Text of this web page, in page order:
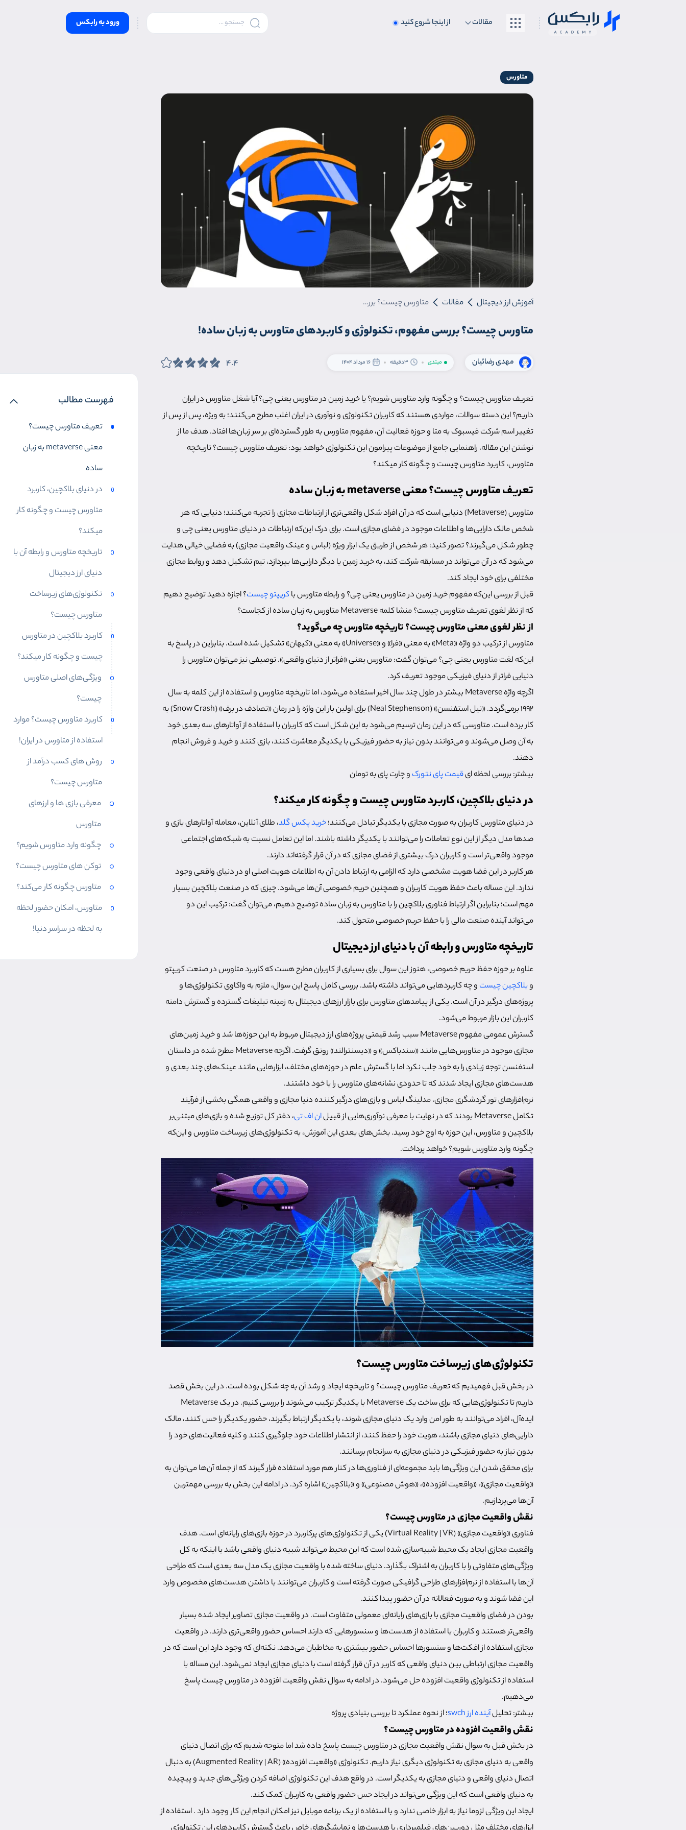
مقالات از اینجا شروع کنید ورود به رابکس
متاورس
آموزش ارز دیجیتال مقالات متاورس چیست؟ بررسی مفهوم، تکنولوژی و کاربردهای متاورس به زبان ساده!
متاورس چیست؟ بررسی مفهوم، تکنولوژی و کاربردهای متاورس به زبان ساده!
مهدی رضائیان مبتدی 3دقیقه 16 مرداد 1404 4.4
فهرست مطالب
تعریف متاورس چیست؟
معنی metaverse به زبان
ساده
در دنیای بلاکچین، کاربرد
متاورس چیست و چگونه کار
میکند؟
تاریخچه متاورس و رابطه آن با
دنیای ارز دیجیتال
تکنولوژی‌های زیرساخت
متاورس چیست؟
کاربرد بلاکچین در متاورس
چیست و چگونه کار میکند؟
ویژگی‌های اصلی متاورس
چیست؟
کاربرد متاورس چیست؟ موارد
استفاده از متاورس در ایران!
روش های کسب درآمد از
متاورس چیست؟
معرفی بازی ها و ارزهای
متاورس
چگونه وارد متاورس شویم؟
توکن های متاورس چیست؟
متاورس چگونه کار می‌کند؟
متاورس، امکان حضور لحظه‌
به لحظه در سراسر دنیا!
تعریف متاورس چیست؟ و چگونه وارد متاورس شویم؟ یا خرید زمین در متاورس یعنی چی؟ آیا شغل متاورس در ایران
داریم؟ این دسته سوالات، مواردی هستند که کاربران تکنولوژی و نوآوری در ایران اغلب مطرح می‌کنند؛ به ویژه، پس از پس از
تغییر اسم شرکت فیسبوک به متا و حوزه فعالیت آن، مفهوم متاورس به طور گسترده‌ای بر سر زبان‌ها افتاد. هدف ما از
نوشتن این مقاله، راهنمایی جامع از موضوعات پیرامون این تکنولوژی خواهد بود: تعریف متاورس چیست؟ تاریخچه
متاورس، کاربرد متاورس چیست و چگونه کار میکند؟
تعریف متاورس چیست؟ معنی metaverse به زبان ساده
متاورس (Metaverse) دنیایی است که در آن افراد شکل واقعی‌تری از ارتباطات مجازی را تجربه می‌کنند؛ دنیایی که هر
شخص مالک دارایی‌ها و اطلاعات موجود در فضای مجازی است. برای درک این‌که ارتباطات در دنیای متاورس یعنی چی و
چطور شکل می‌گیرند؟ تصور کنید: هر شخص از طریق یک ابزار ویژه (لباس و عینک واقعیت مجازی) به فضایی خیالی هدایت
می‌شود که در آن می‌تواند در مسابقه شرکت کند، به خرید زمین یا دیگر دارایی‌ها بپردازد، تیم تشکیل دهد و روابط مجازی
مختلفی برای خود ایجاد کند.
قبل از بررسی این‌که مفهوم خرید زمین در متاورس یعنی چی؟ و رابطه متاورس باکریپتو چیست؟ اجازه دهید توضیح دهیم
که از نظر لغوی تعریف متاورس چیست؟ منشا کلمه Metaverse متاورس به زبان ساده از کجاست؟
از نظر لغوی معنی متاورس چیست؟ تاریخچه متاورس چه می‌گوید؟
متاورس از ترکیب دو واژه «Meta» به معنی «فرا» و «Universe» به معنی «کیهان» تشکیل شده است. بنابراین در پاسخ به
این‌که لغت متاورس یعنی چی؟ می‌توان گفت: متاورس یعنی «فراتر از دنیای واقعی». توصیفی نیز می‌توان متاورس را
دنیایی فراتر از دنیای فیزیکی موجود تعریف کرد.
اگرچه واژه Metaverse بیشتر در طول چند سال اخیر استفاده می‌شود، اما تاریخچه متاورس و استفاده از این کلمه به سال
1992 برمی‌گردد. «نیل استفنسن» (Neal Stephenson) برای اولین بار این واژه را در رمان «تصادف در برف» (Snow Crash) به
کار برده است. متاورسی که در این رمان ترسیم می‌شود به این شکل است که کاربران با استفاده از آواتارهای سه بعدی خود
به آن وصل می‌شوند و می‌توانند بدون نیاز به حضور فیزیکی با یکدیگر معاشرت کنند، بازی کنند و خرید و فروش انجام
دهند.
بیشتر: بررسی لحظه ایقیمت پای نتورک و چارت پای به تومان
در دنیای بلاکچین، کاربرد متاورس چیست و چگونه کار میکند؟
در دنیای متاورس کاربران به صورت مجازی با یکدیگر تبادل می‌کنند؛خرید پکس گلد، طلای آنلاین، معامله آواتارهای بازی و
صدها مدل دیگر از این نوع تعاملات را می‌توانند با یکدیگر داشته باشند. اما این تعامل نسبت به شبکه‌های اجتماعی
موجود واقعی‌تر است و کاربران درک بیشتری از فضای مجازی که در آن قرار گرفته‌اند دارند.
هر کاربر در این فضا هویت مشخصی دارد که الزامی به ارتباط دادن آن به اطلاعات هویت اصلی او در دنیای واقعی وجود
ندارد. این مساله باعث حفظ هویت کاربران و همچنین حریم خصوصی آن‌ها می‌شود. چیزی که در صنعت بلاکچین بسیار
مهم است؛ بنابراین اگر ارتباط فناوری بلاکچین را با متاورس به زبان ساده توضیح دهیم، می‌توان گفت: ترکیب این دو
می‌تواند آینده صنعت مالی را با حفظ حریم خصوصی متحول کند.
تاریخچه متاورس و رابطه آن با دنیای ارز دیجیتال
علاوه بر حوزه حفظ حریم خصوصی، هنوز این سوال برای بسیاری از کاربران مطرح هست که کاربرد متاورس در صنعت کریپتو
وبلاکچین چیست و چه کاربردهایی می‌تواند داشته باشد. بررسی کامل پاسخ این سوال، ملزم به واکاوی تکنولوژی‌ها و
پروژه‌های درگیر در آن است. یکی از پیامدهای متاورس برای بازار ارزهای دیجیتال به زمینه تبلیغات گسترده و گسترش دامنه
کاربران این بازار مربوط می‌شود.
گسترش عمومی مفهوم Metaverse سبب رشد قیمتی پروژه‌های ارز دیجیتال مربوط به این حوزه‌ها شد و خرید زمین‌های
مجازی موجود در متاورس‌هایی مانند «سندباکس» و «دیسنترالند» رونق گرفت. اگرچه Metaverse مطرح شده در داستان
استفنسن توجه زیادی را به خود جلب نکرد اما با گسترش علم در حوزه‌های مختلف، ابزارهایی مانند عینک‌های چند بعدی و
هدست‌های مجازی ایجاد شدند که تا حدودی نشانه‌های متاورس را با خود داشتند.
نرم‌افزارهای تور گردشگری مجازی، مدلینگ لباس و بازی‌های درگیر کننده دنیا مجازی و واقعی همگی بخشی از فرآیند
تکامل Metaverse بودند که در نهایت با معرفی نوآوری‌هایی از قبیل
ان اف تی، دفتر کل توزیع شده و بازی‌های مبتنی‌بر
بلاکچین و متاورس، این حوزه به اوج خود رسید. بخش‌های بعدی این آموزش، به تکنولوژی‌های زیرساخت متاورس و این‌که
چگونه وارد متاورس شویم؟ خواهد پرداخت.
تکنولوژی‌های زیرساخت متاورس چیست؟
در بخش قبل فهمیدیم که تعریف متاورس چیست؟ و تاریخچه ایجاد و رشد آن به چه شکل بوده است. در این بخش قصد
داریم تا تکنولوژی‌هایی که برای ساخت یک Metaverse با یکدیگر ترکیب می‌شوند را بررسی کنیم. در یک Metaverse
ایده‌آل، افراد می‌توانند به طور امن وارد یک دنیای مجازی شوند، با یکدیگر ارتباط بگیرند، حضور یکدیگر را حس کنند، مالک
دارایی‌های دنیای مجازی باشند، هویت خود را حفظ کنند، از انتشار اطلاعات خود جلوگیری کنند و کلیه فعالیت‌‌های خود را
بدون نیاز به حضور فیزیکی در دنیای مجازی به سرانجام برسانند.
برای محقق شدن این ویژگی‌ها باید مجموعه‌ای از فناوری‌ها در کنار هم مورد استفاده قرار گیرند که از جمله آن‌ها می‌توان به
«واقعیت مجازی»، «واقعیت افزوده»، «هوش مصنوعی» و «بلاکچین» اشاره کرد. در ادامه این بخش به بررسی مهمترین
آن‌ها می‌پردازیم.
نقش واقعیت مجازی در متاورس چیست؟
فناوری «واقعیت مجازی» (Virtual Reality | VR) یکی از تکنولوژی‌های پرکاربرد در حوزه بازی‌های رایانه‌ای است. هدف
واقعیت مجازی ایجاد یک محیط شبیه‌سازی شده است که این محیط می‌تواند شبیه دنیای واقعی باشد یا اینکه به کل
ویژگی‌های متفاوتی را با کاربران به اشتراک بگذارد. دنیای ساخته شده با واقعیت مجازی یک مدل سه بعدی است که طراحی
آن‌ها با استفاده از نرم‌افزارهای طراحی گرافیکی صورت گرفته است و کاربران می‌توانند با داشتن هدست‌های مخصوص وارد
این فضا شوند و به صورت فعالانه در آن حضور پیدا کنند.
بودن در فضای واقعیت مجازی با بازی‌های رایانه‌ای معمولی متفاوت است. در واقعیت مجازی تصاویر ایجاد شده بسیار
واقعی‌تر هستند و کاربران با استفاده از هدست‌ها و سنسورهایی که دارند احساس حضور واقعی‌تری دارند. در واقعیت
مجازی استفاده از افکت‌ها و سنسورها احساس حضور بیشتری به مخاطبان می‌دهد. نکته‌ای که وجود دارد این است که در
واقعیت مجازی ارتباطی بین دنیای واقعی که کاربر در آن قرار گرفته است با دنیای مجازی ایجاد نمی‌شود. این مساله با
استفاده از تکنولوژی واقعیت افزوده حل می‌شود. در ادامه به سوال نقش واقعیت افزوده در متاورس چیست پاسخ
می‌دهیم.
بیشتر: تحلیلآینده ارز swch ؛ از نحوه عملکرد تا بررسی بنیادی پروژه
نقش واقعیت افزوده در متاورس چیست؟
در بخش قبل به سوال نقش واقعیت مجازی در متاورس چیست پاسخ داده شد اما متوجه شدیم که برای اتصال دنیای
واقعی به دنیای مجازی به تکنولوژی دیگری نیاز داریم. تکنولوژی «واقعیت افزوده» (Augmented Reality | AR) به دنبال
اتصال دنیای واقعی و دنیای مجازی به یکدیگر است. در واقع هدف این تکنولوژی اضافه کردن ویژگی‌های جدید و پیچیده
به دنیای واقعی است که این ویژگی می‌تواند در ایجاد حس حضور واقعی به کاربران کمک کند.
ایجاد این ویژگی لزوما نیاز به ابزار خاصی ندارد و با استفاده از یک برنامه موبایل نیز امکان انجام این کار وجود دارد . استفاده از